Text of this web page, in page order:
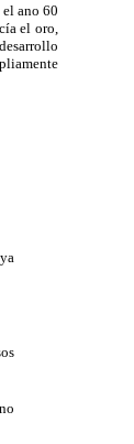
ano 60
el oro,